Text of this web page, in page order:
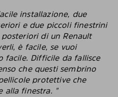
installazione, due
e due piccoli finestrini
di un Renault
è facile, se vuoi
Difficile da fallisce
che questi sembrino
protettive che
alla finestra. "